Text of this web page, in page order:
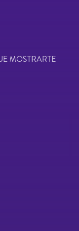
MOSTRARTE